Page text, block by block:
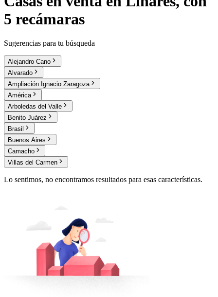
5 recámaras
Sugerencias para tu búsqueda
Alejandro Cano
Alvarado
Ampliación Ignacio Zaragoza
América
Arboledas del Valle
Benito Juárez
Brasil
Buenos Aires
Camacho
Villas del Carmen
Lo sentimos, no encontramos resultados para esas características.